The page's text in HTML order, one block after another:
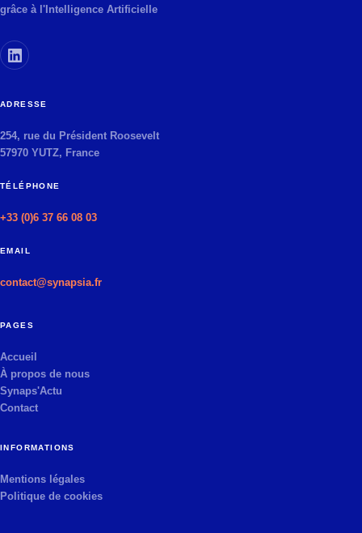
grâce à l'Intelligence Artificielle
ADRESSE
254, rue du Président Roosevelt
57970 YUTZ, France
TÉLÉPHONE
+33 (0)6 37 66 08 03
EMAIL
contact@synapsia.fr
PAGES
Accueil
À propos de nous
Synaps'Actu
Contact
INFORMATIONS
Mentions légales
Politique de cookies